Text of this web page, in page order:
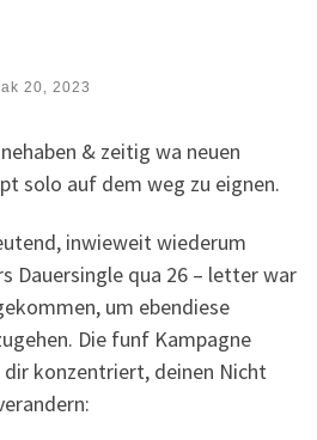
20, 2023
& zeitig wa neuen
solo auf dem weg zu eignen.
inwieweit wiederum
Dauersingle qua 26 – letter war
um ebendiese
Die funf Kampagne
konzentriert, deinen Nicht